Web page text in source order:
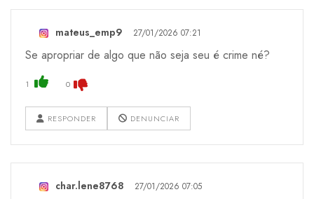
mateus_emp9 27/01/2026 07:21
Se apropriar de algo que não seja seu é crime né?
1 0
RESPONDER DENUNCIAR
char.lene8768 27/01/2026 07:05